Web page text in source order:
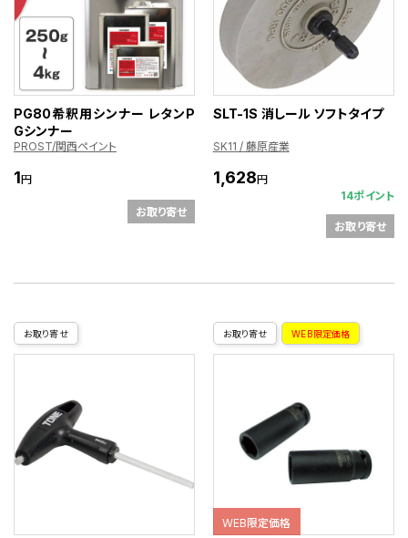
PG80希釈用シンナー レタンP
Gシンナー
PROST/関西ペイント
1円
お取り寄せ
SLT-1S 消しール ソフトタイプ
SK11 / 藤原産業
1,628円
14ポイント
お取り寄せ
お取り寄せ お取り寄せ WEB限定価格
WEB限定価格